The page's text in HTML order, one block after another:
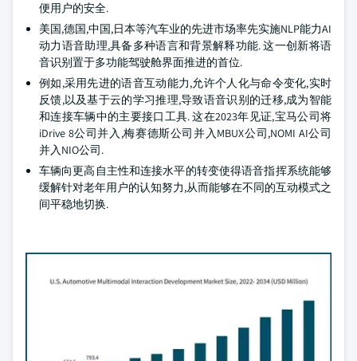
便用户的安全.
美国,德国,中国,日本等汽车业的先进市场率先实施NLP能力AI
动力语音助理,具备多种语言和背景解释功能. 这一创新将语
音识别置于多功能驾驶舱界面推进的首位.
例如,采用先进的语音互动能力,允许个人化与命令变化,实时
反馈,以及基于云的学习推理,导致语音识别的迁移,成为智能
和连接车辆中的主要接口工具. 这在2023年见证,宝马公司将
iDrive 8公司并入,梅赛德斯公司并入MBUX公司,NOMI AI公司
并入NIO公司.
车辆向更高自主性和连接水平的转变使得语音指挥系统能够
缓解针对老年用户的认知努力,从而能够在不同的互动模式之
间平稳地切换.